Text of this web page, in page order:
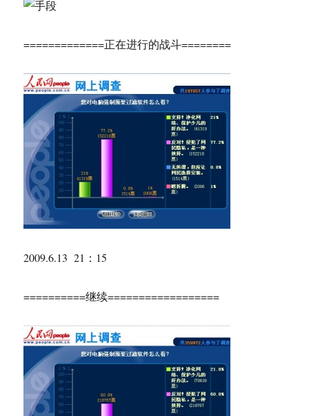
=============正在进行的战斗========
2009.6.13 21：15
==========继续==================